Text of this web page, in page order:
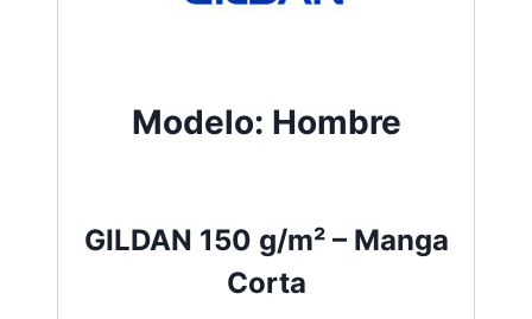
Modelo: Hombre
GILDAN 150 g/m²– Manga
Corta